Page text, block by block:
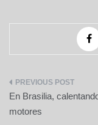
Navegación
de
En Brasilia,
motores